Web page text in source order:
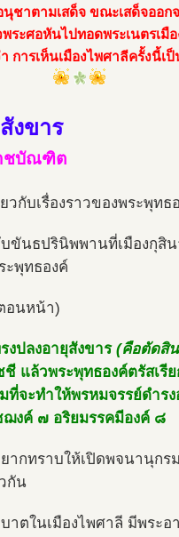
ชาตามเสด็จ ขณะเสด็จออก
พระศอหันไปทอดพระเนตรเมื
การเห็นเมืองไพศาลีครั้งนี้เ
งขาร
าชบัณฑิต
กับเรื่องราวของพระพุทธ
บขันธปรินิพพานที่เมืองกุสิน
ะพุทธองค์
อนหน้า)
งปลงอายุสังขาร (คือตัดสิ
แล้วพระพุทธองค์ตรัสเ
ที่จะทำให้พรหมจรรย์ดำ
งค์ ๗ อริยมรรคมีองค์ ๘
ยากทราบให้เปิดพจนานุก
กัน
าตในเมืองไพศาลี มีพร